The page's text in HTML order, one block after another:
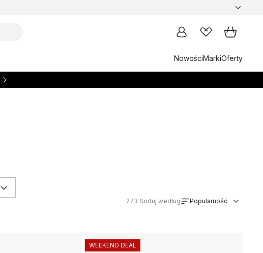
NowościMarkiOferty
273 Sortuj według Popularność
WEEKEND DEAL